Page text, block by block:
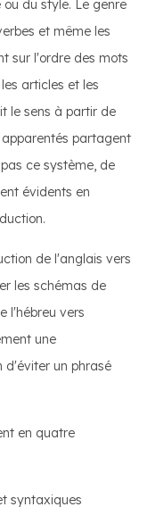
du style. Le genre
et même les
sur l'ordre des mots
articles et les
le sens à partir de
partagent
ce système, de
évidents en
de l'anglais vers
les schémas de
l'hébreu vers
une
d'éviter un phrasé
en quatre
syntaxiques